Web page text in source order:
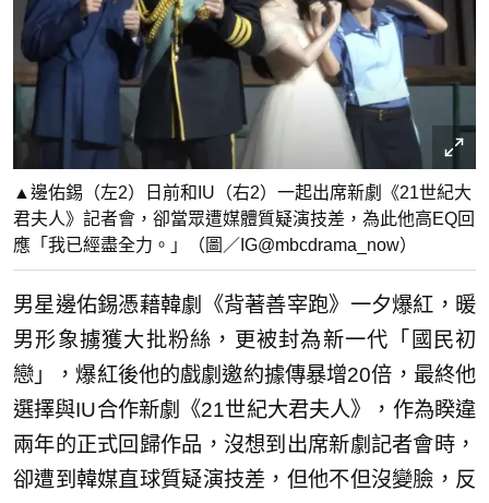
▲邊佑錫（左2）日前和IU（右2）一起出席新劇《21世紀大
君夫人》記者會，卻當眾遭媒體質疑演技差，為此他高EQ回
應「我已經盡全力。」（圖／IG@mbcdrama_now）
男星邊佑錫憑藉韓劇《背著善宰跑》一夕爆紅，暖
男形象擄獲大批粉絲，更被封為新一代「國民初
戀」，爆紅後他的戲劇邀約據傳暴增20倍，最終他
選擇與IU合作新劇《21世紀大君夫人》，作為睽違
兩年的正式回歸作品，沒想到出席新劇記者會時，
卻遭到韓媒直球質疑演技差，但他不但沒變臉，反